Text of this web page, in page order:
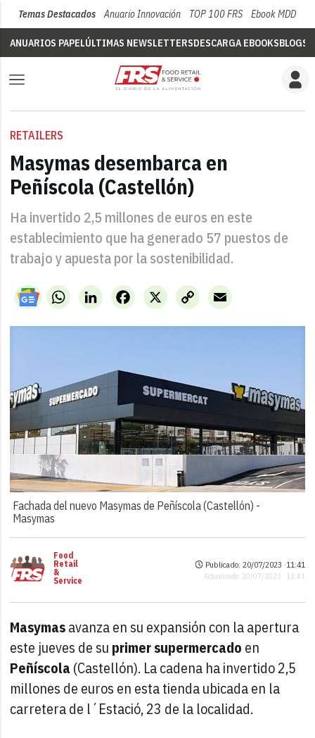
Temas Destacados Anuario Innovación TOP 100 FRS Ebook MDD
ANUARIOS PAPELÚLTIMAS NEWSLETTERSDESCARGA EBOOKSBLOGS
RETAILERS
Masymas desembarca en
Peñíscola (Castellón)
Ha invertido 2,5 millones de euros en este
establecimiento que ha generado 57 puestos de
trabajo y apuesta por la sostenibilidad.
WhatsAppLinkedIn X
Facebook
Copy
Link
Email
Fachada del nuevo Masymas de Peñíscola (Castellón) -
Masymas
Food
Retail
&
Service
Publicado: 20/07/2023 ·11:41
Actualizado: 20/07/2023 · 11:41
Masymasavanza en su expansión con la apertura
este jueves de su primer supermercado en
Peñíscola (Castellón). La cadena ha invertido 2,5
millones de euros en esta tienda ubicada en la
carretera de l´Estació, 23 de la localidad.